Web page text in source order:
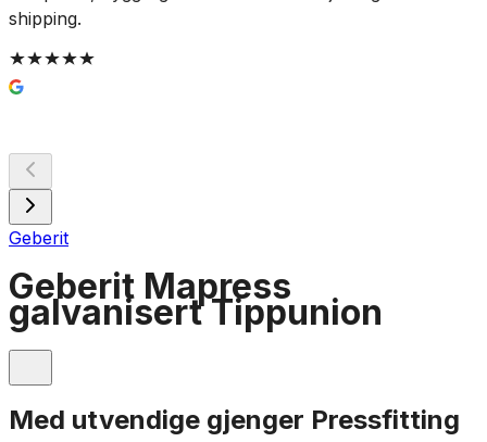
shipping.
Geberit
Geberit Mapress
galvanisert Tippunion
Med utvendige gjenger Pressfitting